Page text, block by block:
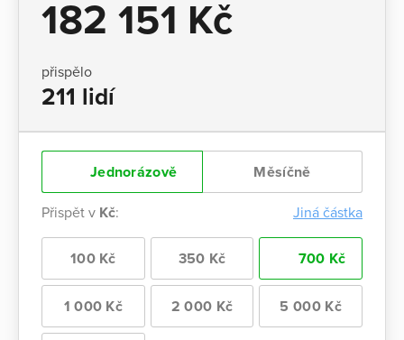
182 151 Kč
přispělo
211 lidí
Jednorázově Měsíčně
Přispět v Kč: Jiná částka
100 Kč 350 Kč 700 Kč
1 000 Kč 2 000 Kč 5 000 Kč